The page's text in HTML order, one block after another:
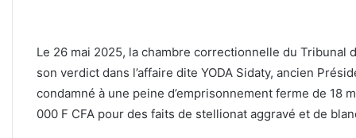
Le 26 mai 2025, la chambre correctionnelle du Tribunal
son verdict dans l’affaire dite YODA Sidaty, ancien
condamné à une peine d’emprisonnement ferme de 18
000 F CFA pour des faits de stellionat aggravé et de